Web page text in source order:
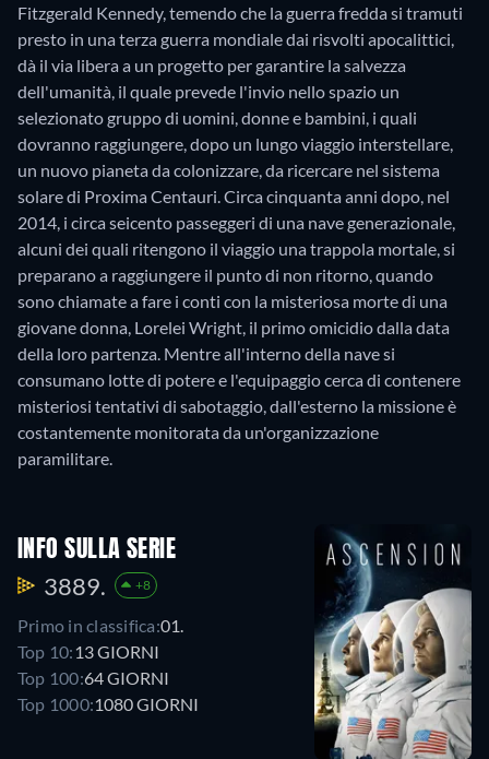
Fitzgerald Kennedy, temendo che la guerra fredda si tramuti
presto in una terza guerra mondiale dai risvolti apocalittici,
dà il via libera a un progetto per garantire la salvezza
dell'umanità, il quale prevede l'invio nello spazio un
selezionato gruppo di uomini, donne e bambini, i quali
dovranno raggiungere, dopo un lungo viaggio interstellare,
un nuovo pianeta da colonizzare, da ricercare nel sistema
solare di Proxima Centauri. Circa cinquanta anni dopo, nel
2014, i circa seicento passeggeri di una nave generazionale,
alcuni dei quali ritengono il viaggio una trappola mortale, si
preparano a raggiungere il punto di non ritorno, quando
sono chiamate a fare i conti con la misteriosa morte di una
giovane donna, Lorelei Wright, il primo omicidio dalla data
della loro partenza. Mentre all'interno della nave si
consumano lotte di potere e l'equipaggio cerca di contenere
misteriosi tentativi di sabotaggio, dall'esterno la missione è
costantemente monitorata da un'organizzazione
paramilitare.
INFO SULLA SERIE
3889. +8
Primo in classifica:01.
Top 10: 13 GIORNI
Top 100:64 GIORNI
Top 1000:1080 GIORNI